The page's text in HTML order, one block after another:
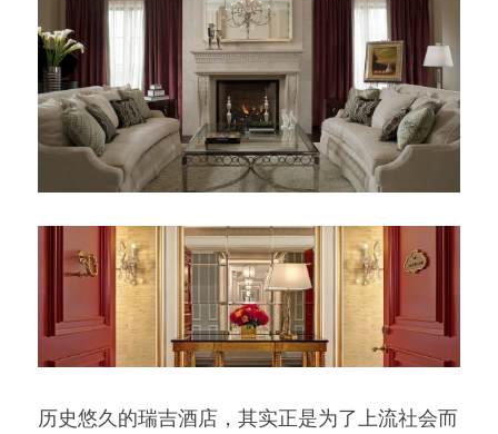
历史悠久的瑞吉酒店，其实正是为了上流社会而